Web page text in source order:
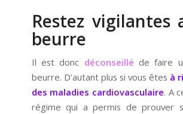
Restez vigilantes
beurre
Il est donc déconseillé de faire
beurre. D’autant plus si vous êtes à
des maladies cardiovasculaire. A
régime qui a permis de prouver